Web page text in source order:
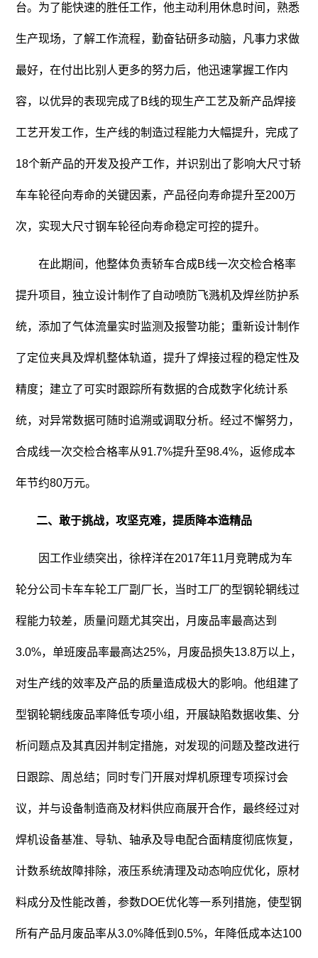
台。为了能快速的胜任工作，他主动利用休息时间，熟悉
生产现场，了解工作流程，勤奋钻研多动脑，凡事力求做
最好，在付出比别人更多的努力后，他迅速掌握工作内
容，以优异的表现完成了B线的现生产工艺及新产品焊接
工艺开发工作，生产线的制造过程能力大幅提升，完成了
18个新产品的开发及投产工作，并识别出了影响大尺寸轿
车车轮径向寿命的关键因素，产品径向寿命提升至200万
次，实现大尺寸钢车轮径向寿命稳定可控的提升。
在此期间，他整体负责轿车合成B线一次交检合格率
提升项目，独立设计制作了自动喷防飞溅机及焊丝防护系
统，添加了气体流量实时监测及报警功能；重新设计制作
了定位夹具及焊机整体轨道，提升了焊接过程的稳定性及
精度；建立了可实时跟踪所有数据的合成数字化统计系
统，对异常数据可随时追溯或调取分析。经过不懈努力，
合成线一次交检合格率从91.7%提升至98.4%，返修成本
年节约80万元。
二、敢于挑战，攻坚克难，提质降本造精品
因工作业绩突出，徐梓洋在2017年11月竞聘成为车
轮分公司卡车车轮工厂副厂长，当时工厂的型钢轮辋线过
程能力较差，质量问题尤其突出，月废品率最高达到
3.0%，单班废品率最高达25%，月废品损失13.8万以上，
对生产线的效率及产品的质量造成极大的影响。他组建了
型钢轮辋线废品率降低专项小组，开展缺陷数据收集、分
析问题点及其真因并制定措施，对发现的问题及整改进行
日跟踪、周总结；同时专门开展对焊机原理专项探讨会
议，并与设备制造商及材料供应商展开合作，最终经过对
焊机设备基准、导轨、轴承及导电配合面精度彻底恢复，
计数系统故障排除，液压系统清理及动态响应优化，原材
料成分及性能改善，参数DOE优化等一系列措施，使型钢
所有产品月废品率从3.0%降低到0.5%，年降低成本达100